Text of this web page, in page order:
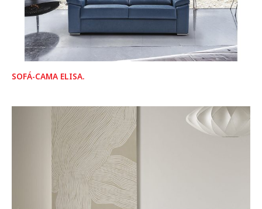
SOFÁ-CAMA ELISA.